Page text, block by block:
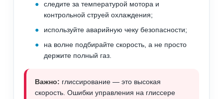
следите за температурой мотора и
контрольной струей охлаждения;
используйте аварийную чеку безопасности;
на волне подбирайте скорость, а не просто
держите полный газ.
Важно: глиссирование — это высокая
скорость. Ошибки управления на глиссере